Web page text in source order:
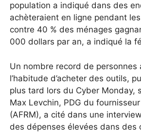
population a indiqué dans des
achèteraient en ligne pendant
contre 40 % des ménages
000 dollars par an, a indiqué la
Un nombre record de personnes
l’habitude d’acheter des outils,
plus tard lors du Cyber ​​​​Monday,
Max Levchin, PDG du
(AFRM), a cité dans une
des dépenses élevées dans des